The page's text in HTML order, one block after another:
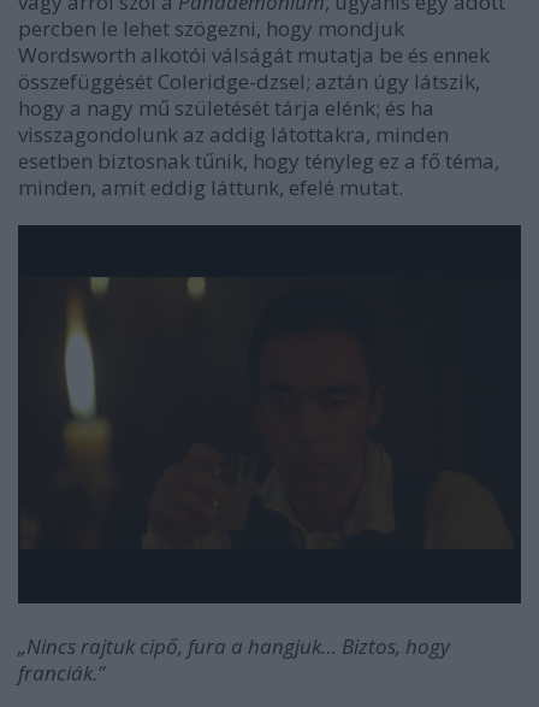
percben le lehet szögezni, hogy mondjuk
Wordsworth alkotói válságát mutatja be és ennek
összefüggését Coleridge-dzsel; aztán úgy látszik,
hogy a nagy mű születését tárja elénk; és ha
visszagondolunk az addig látottakra, minden
esetben biztosnak tűnik, hogy tényleg ez a fő téma,
minden, amit eddig láttunk, efelé mutat.
„Nincs rajtuk cipő, fura a hangjuk… Biztos, hogy
franciák.”